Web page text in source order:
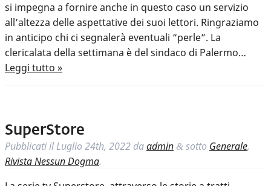
si impegna a fornire anche in questo caso un servizio
all’altezza delle aspettative dei suoi lettori. Ringraziamo
in anticipo chi ci segnalerà eventuali “perle”. La
clericalata della settimana è del sindaco di Palermo…
Leggi tutto »
SuperStore
Pubblicati ilLuglio 24th, 2022 daadmin & sotto Generale,
Rivista Nessun Dogma.